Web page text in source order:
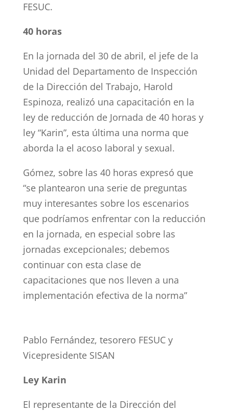
FESUC.
40 horas
En la jornada del 30 de abril, el jefe de la
Unidad del Departamento de Inspección
de la Dirección del Trabajo, Harold
Espinoza, realizó una capacitación en la
ley de reducción de Jornada de 40 horas y
ley “Karin”, esta última una norma que
aborda la el acoso laboral y sexual.
Gómez, sobre las 40 horas expresó que
“se plantearon una serie de preguntas
muy interesantes sobre los escenarios
que podríamos enfrentar con la reducción
en la jornada, en especial sobre las
jornadas excepcionales; debemos
continuar con esta clase de
capacitaciones que nos lleven a una
implementación efectiva de la norma”
Pablo Fernández, tesorero FESUC y
Vicepresidente SISAN
Ley Karin
El representante de la Dirección del